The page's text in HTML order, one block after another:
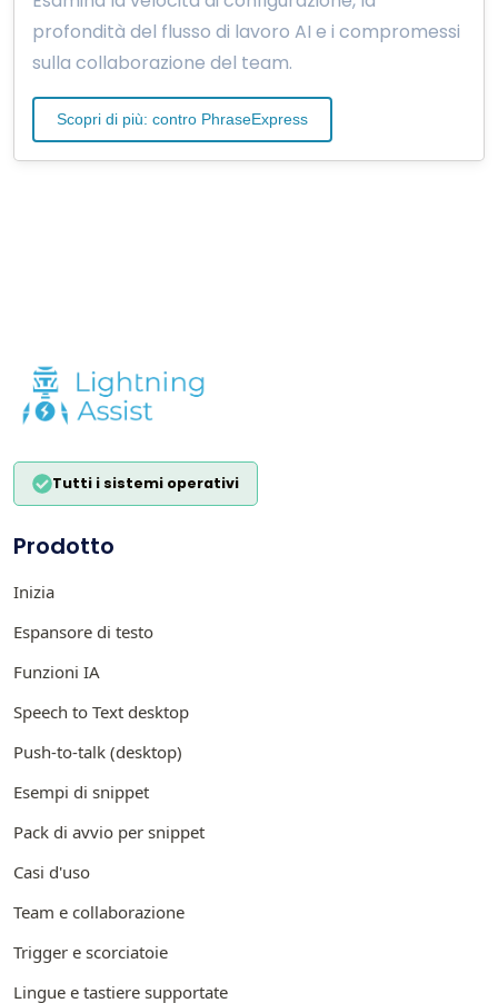
profondità del flusso di lavoro AI e i compromessi
sulla collaborazione del team.
Scopri di più: contro PhraseExpress
Tutti i sistemi operativi
Prodotto
Inizia
Espansore di testo
Funzioni IA
Speech to Text desktop
Push-to-talk (desktop)
Esempi di snippet
Pack di avvio per snippet
Casi d'uso
Team e collaborazione
Trigger e scorciatoie
Lingue e tastiere supportate